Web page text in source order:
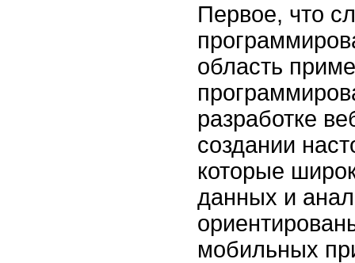
Первое, что
область
разработке
создании
которые
данных и
мобильных